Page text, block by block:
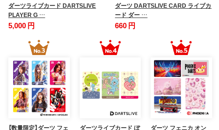
ダーツライブカード DARTSLIVE
PLAYER G …
5,000 円
ダーツ DARTSLIVE CARD ライブカ
ード ダー …
660 円
【数量限定】ダーツ フェ
ダーツライブカード ぼ
ダーツ フェニカ オン